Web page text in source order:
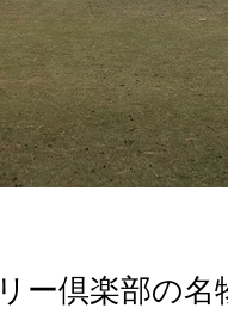
ー倶楽部の